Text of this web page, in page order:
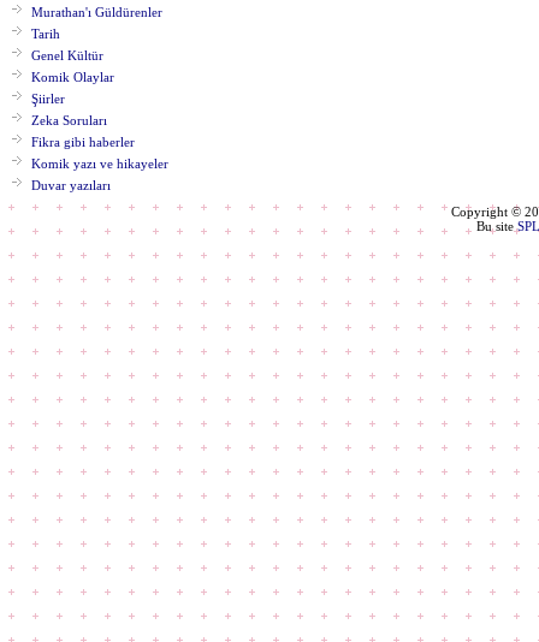
Murathan'ı Güldürenler
Tarih
Genel Kültür
Komik Olaylar
Şiirler
Zeka Soruları
Fikra gibi haberler
Komik yazı ve hikayeler
Duvar yazıları
Copyright ©
Bu siteSPL